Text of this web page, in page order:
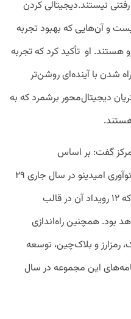
نیستند‌.دیجیتالی کردن
و آن‌هایی که بهبود تجربه
هستند. او تأکید کرد که تجربه
شدن با آینده‌ای روشن‌تر
دیجیتال‌محور برشمرد که به
مرکز گفت: بر اساس
برنامه‌ریزی‌های انجام شده، کارخانه نوآوری امیدینو در سال جاری ۲۹
رویداد تخصصی را برگزار خواهد کرد که ۱۲ رویداد آن در قالب
همچنین راه‌اندازی
و بلاک‌چین، توسعه
این مجموعه در سال